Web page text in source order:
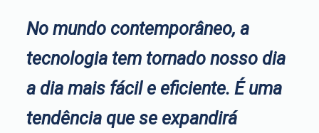
No mundo contemporâneo, a
tecnologia tem tornado nosso dia
a dia mais fácil e eficiente. É uma
tendência que se expandirá